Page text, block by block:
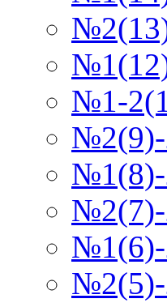
№1-
№2(9)-
№1(8)-
№2(7)-
№1(6)-
№2(5)-